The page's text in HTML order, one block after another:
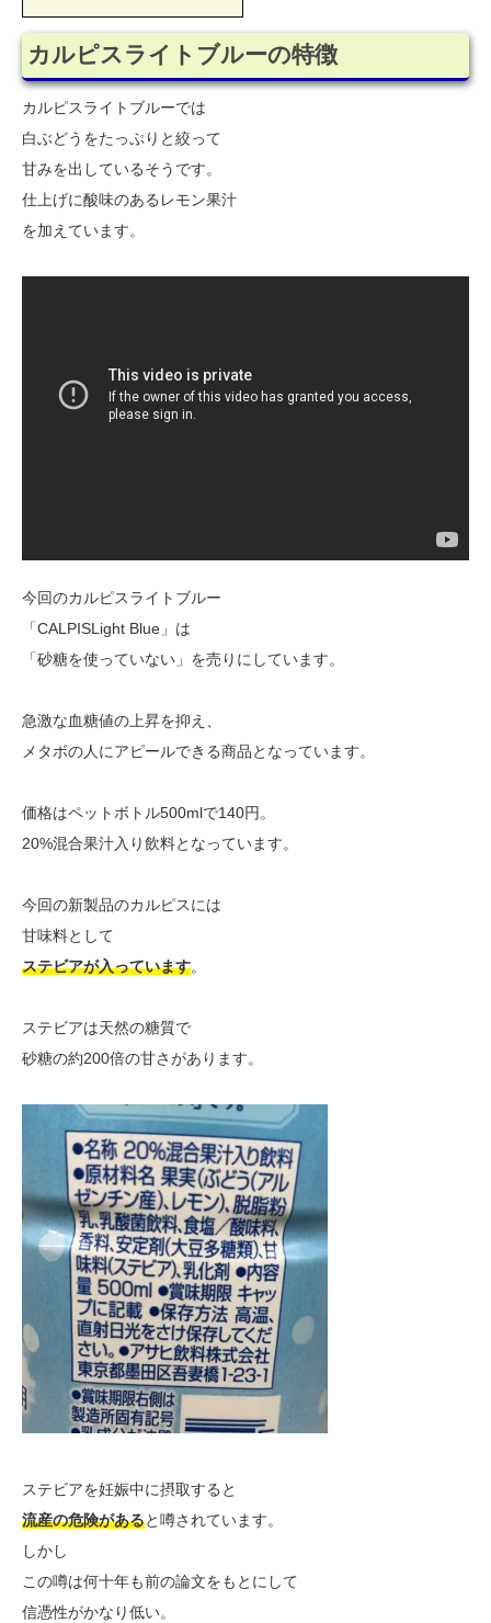
カルピスライトブルーの特徴
カルピスライトブルーでは
白ぶどうをたっぷりと絞って
甘みを出しているそうです。
仕上げに酸味のあるレモン果汁
を加えています。
今回のカルピスライトブルー
「CALPISLight Blue」は
「砂糖を使っていない」を売りにしています。
急激な血糖値の上昇を抑え、
メタボの人にアピールできる商品となっています。
価格はペットボトル500mlで140円。
20%混合果汁入り飲料となっています。
今回の新製品のカルピスには
甘味料として
ステビアが入っています。
ステビアは天然の糖質で
砂糖の約200倍の甘さがあります。
ステビアを妊娠中に摂取すると
流産の危険があると噂されています。
しかし
この噂は何十年も前の論文をもとにして
信憑性がかなり低い。